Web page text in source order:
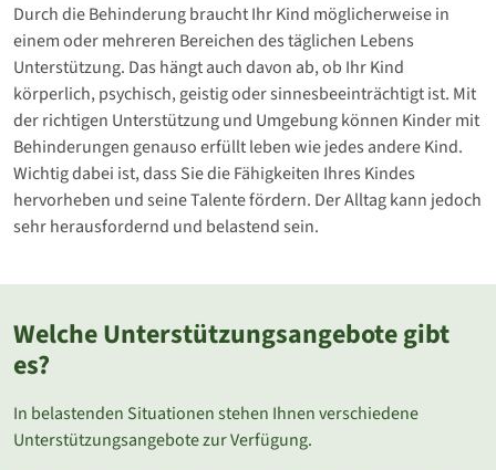
Durch die Behinderung braucht Ihr Kind möglicherweise in
einem oder mehreren Bereichen des täglichen Lebens
Unterstützung. Das hängt auch davon ab, ob Ihr Kind
körperlich, psychisch, geistig oder sinnesbeeinträchtigt ist. Mit
der richtigen Unterstützung und Umgebung können Kinder mit
Behinderungen genauso erfüllt leben wie jedes andere Kind.
Wichtig dabei ist, dass Sie die Fähigkeiten Ihres Kindes
hervorheben und seine Talente fördern. Der Alltag kann jedoch
sehr herausfordernd und belastend sein.
Welche Unterstützungsangebote gibt
es?
In belastenden Situationen stehen Ihnen verschiedene
Unterstützungsangebote zur Verfügung.